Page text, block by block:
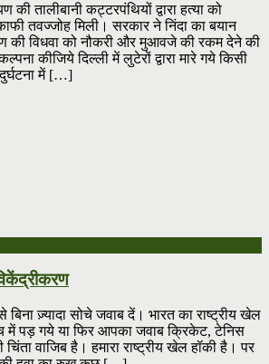
की तालीबानी कट्टरपंथियों द्वारा हत्या को
तवज्जोह मिली। सरकार ने निंदा का बयान
की विधवा को नौकरी और मुआवजे की रकम देने की
कीजिये दिल्ली में लुटेरों द्वारा मारे गये किसी
में […]
ज़्यादा सोचे जवाब दें। भारत का राष्ट्रीय खेल
में पड़ गये या फिर आपका जवाब क्रिकेट, टेनिस
वाजिब है। हमारा राष्ट्रीय खेल हॉकी है। पर